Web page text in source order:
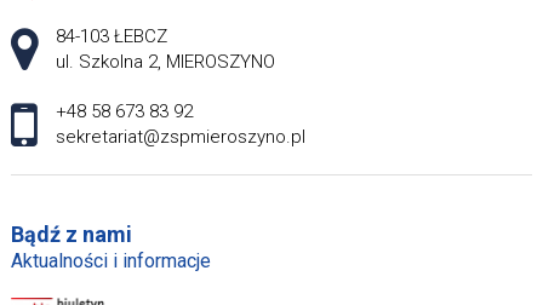
Adres pocztowy:
84-103 ŁEBCZ
ul. Szkolna 2, MIEROSZYNO
+48 58 673 83 92
sekretariat@zspmieroszyno.pl
Bądź z nami
Aktualności i informacje